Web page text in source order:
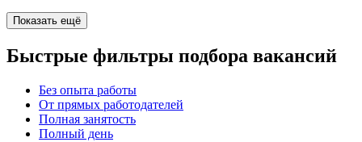
Показать ещё
Быстрые фильтры подбора вакансий
Без опыта работы
От прямых работодателей
Полная занятость
Полный день